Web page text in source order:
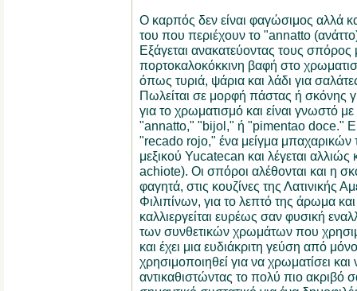
Ο καρπός δεν είναι φαγώσιμος αλλά
του που περιέχουν το "annatto
Εξάγεται ανακατεύοντας τους
πορτοκαλοκόκκινη βαφή στο
όπως τυριά, ψάρια και λάδι για
Πωλείται σε μορφή πάστας ή σκόνης
για το χρωματισμό και είναι γνωστό
"annatto," "bijol," ή "pimentao doce."
"recado rojo," ένα μείγμα μπαχαρικών
μεξικού Yucatecan και λέγεται
achiote). Οι σπόροι αλέθονται και η
φαγητά, στις κουζίνες της Λατινικής
Φιλιπίνων, για το λεπτό της άρωμα
καλλιεργείται ευρέως σαν φυσική
των συνθετικών χρωμάτων που
και έχει μια ευδιάκριτη γεύση από
χρησιμοποιηθεί για να χρωματίσει και
αντικαθιστώντας το πολύ πιο ακριβό